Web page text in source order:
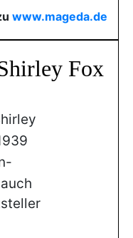
www.mageda.de
Fox